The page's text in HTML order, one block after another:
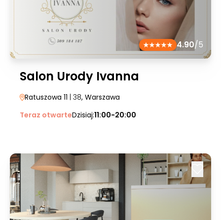
4.90/5
Salon Urody Ivanna
Ratuszowa 11 | 38, Warszawa
Teraz otwarteDzisiaj:11:00-20:00